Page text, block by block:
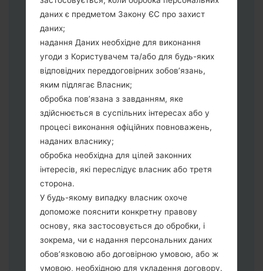
оберіть CSC_***, у іншому випадку
виберіть HOME_CSC_*** для
збереження Ваших даних.
Тепер вимкніть пристрій і увійдіть у
"Download" режим. Усі методи як це
зробити:
Натисніть та утримуйти клавіші:
живлення, збільшення гучності та Bixbi.
Натисніть та утримуйте клавіші:
зменшення та збільшення гучності.
Підключивши телефон до ПК
використовуючи USB кабель.
Натисніть та утримуйти клавіші:
живлення, збільшення гучності та
додому.
Підключіть USB кабель та натисніть
клавіші: зменшення звуку та Bixbi.
Натисніть та утримуйти клавіші:
живлення та збільшення гучності.
даних є предметом Закону ЄС про захист
даних;
надання Даних необхідне для виконання
угоди з Користувачем та/або для будь-яких
відповідних переддоговірних зобов’язань,
яким підлягає Власник;
обробка пов’язана з завданням, яке
здійснюється в суспільних інтересах або у
процесі виконання офіційних повноважень,
наданих власнику;
обробка необхідна для цілей законних
інтересів, які переслідує власник або третя
сторона.
У будь-якому випадку власник охоче
допоможе пояснити конкретну правову
основу, яка застосовується до обробки, і
зокрема, чи є надання персональних даних
обов’язковою або договірною умовою, або ж
умовою, необхідною для укладення договору.